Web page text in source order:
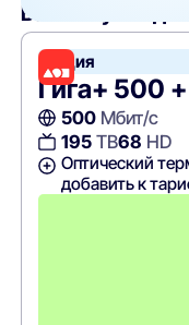
Вам могут
Акция
Гига+ 500
500Мбит/с
195ТВ68 HD
Оптический
добавить к